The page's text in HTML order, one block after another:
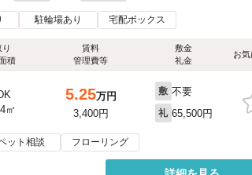
駐輪場あり 宅配ボックス
り
積
賃料
管理費等
敷金
礼金
お気
㎡
5.25万円
3,400円
敷 不要
礼 65,500円
ット相談 フローリング